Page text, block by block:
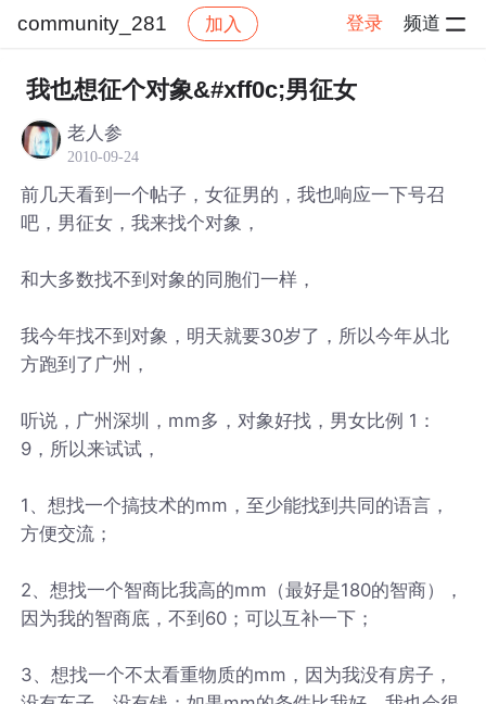
community_281 加入 登录 频道
社区 community_281 帖子详情
我也想征个对象&#xff0c;男征女
老人参
2010-09-24
前几天看到一个帖子，女征男的，我也响应一下号召
吧，男征女，我来找个对象，
和大多数找不到对象的同胞们一样，
我今年找不到对象，明天就要30岁了，所以今年从北
方跑到了广州，
听说，广州深圳，mm多，对象好找，男女比例 1：
9，所以来试试，
1、想找一个搞技术的mm，至少能找到共同的语言，
方便交流；
2、想找一个智商比我高的mm（最好是180的智商），
因为我的智商底，不到60；可以互补一下；
3、想找一个不太看重物质的mm，因为我没有房子，